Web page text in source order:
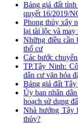
Bảng giá đất
quyết 16/2019/
Phong thủy xây
lại tài lộc và may
Những điều cần
thổ cư
Các bước
TP.Tây Ninh:
dân cư văn hóa
Bảng giá đất
Ủy ban nhân
hoạch sử dụng
Nhà hướng Tây
thủy?